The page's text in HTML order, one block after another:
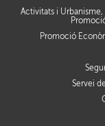
Activitats i
Promoció
Servei